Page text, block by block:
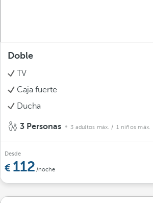
Doble
TV
Caja fuerte
Ducha
3 Personas 3 adultos máx. / 1 niños máx.
Desde
112 /noche